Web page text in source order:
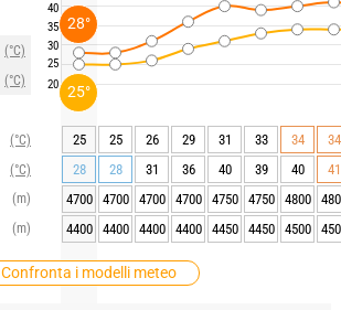
(°C)
(°C)
(°C)
(°C)
(m)
(m)
Confronta i modelli meteo
40
35
30
25
20
25 25 26 29 31 33 34
34
28
28 31 36 40 39 40
41
4700
4700 4700 4700 4750 4750 4800
4400
4400 4400 4400 4450 4450 4500
25°
28°